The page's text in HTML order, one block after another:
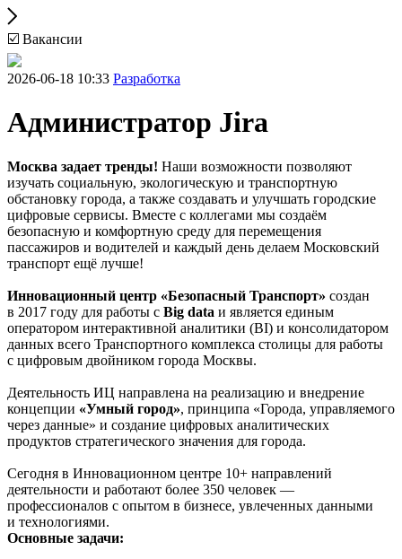
☑️ Вакансии
2026-06-18 10:33 Разработка
Администратор Jira
Москва задает тренды! Наши возможности позволяют
изучать социальную, экологическую и транспортную
обстановку города, а также создавать и улучшать городские
цифровые сервисы. Вместе с коллегами мы создаём
безопасную и комфортную среду для перемещения
пассажиров и водителей и каждый день делаем Московский
транспорт ещё лучше!
Инновационный центр «Безопасный Транспорт» создан
в 2017 году для работы с Big data и является единым
оператором интерактивной аналитики (BI) и консолидатором
данных всего Транспортного комплекса столицы для работы
с цифровым двойником города Москвы.
Деятельность ИЦ направлена на реализацию и внедрение
концепции «Умный город», принципа «Города, управляемого
через данные» и создание цифровых аналитических
продуктов стратегического значения для города.
Сегодня в Инновационном центре 10+ направлений
деятельности и работают более 350 человек —
профессионалов с опытом в бизнесе, увлеченных данными
и технологиями.
Основные задачи: